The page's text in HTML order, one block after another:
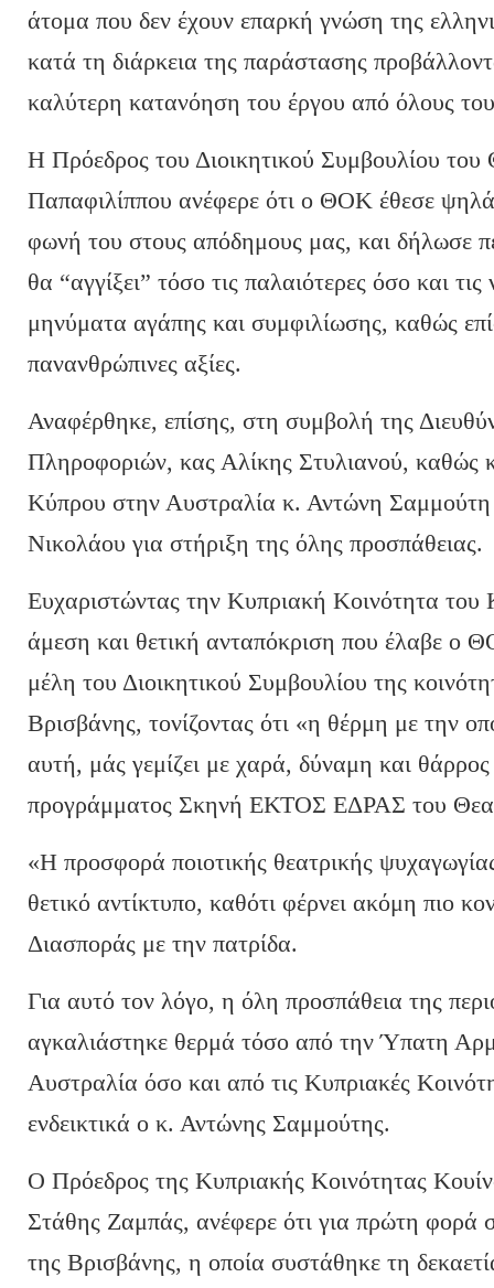
άτομα που δεν έχουν επαρκή γνώση της
κατά τη διάρκεια της παράστασης
καλύτερη κατανόηση του έργου από όλους
Η Πρόεδρος του Διοικητικού Συμβουλίου
Παπαφιλίππου ανέφερε ότι ο ΘΟΚ έθεσε
φωνή του στους απόδημους μας, και δήλωσε
θα “αγγίξει” τόσο τις παλαιότερες όσο και τις
μηνύματα αγάπης και συμφιλίωσης, καθώς
πανανθρώπινες αξίες.
Αναφέρθηκε, επίσης, στη συμβολή της
Πληροφοριών, κας Αλίκης Στυλιανού, καθώς
Κύπρου στην Αυστραλία κ. Αντώνη
Νικολάου για στήριξη της όλης προσπάθειας.
Ευχαριστώντας την Κυπριακή Κοινότητα
άμεση και θετική ανταπόκριση που έλαβε ο
μέλη του Διοικητικού Συμβουλίου της
Βρισβάνης, τονίζοντας ότι «η θέρμη με την
αυτή, μάς γεμίζει με χαρά, δύναμη και
προγράμματος Σκηνή ΕΚΤΟΣ ΕΔΡΑΣ του
«Η προσφορά ποιοτικής θεατρικής
θετικό αντίκτυπο, καθότι φέρνει ακόμη πιο
Διασποράς με την πατρίδα.
Για αυτό τον λόγο, η όλη προσπάθεια της
αγκαλιάστηκε θερμά τόσο από την Ύπατη
Αυστραλία όσο και από τις Κυπριακές
ενδεικτικά ο κ. Αντώνης Σαμμούτης.
Ο Πρόεδρος της Κυπριακής Κοινότητας
Στάθης Ζαμπάς, ανέφερε ότι για πρώτη φορά
της Βρισβάνης, η οποία συστάθηκε τη